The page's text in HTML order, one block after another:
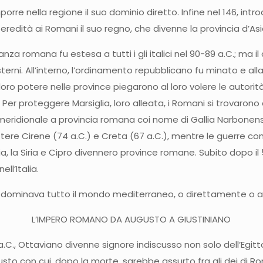
nella regione il suo dominio diretto. Infine nel 146,
ai Romani il suo regno, che divenne la provincia
romana fu estesa a tutti i gli italici nel 90-89 a.C.; ma
All’interno, l’ordinamento repubblicano fu minato e
potere nelle province piegarono al loro volere le
proteggere Marsiglia, loro alleata, i Romani si
a provincia romana coi nome di Gallia
Cirene (74 a.C.) e Creta (67 a.C.), mentre le guerre
la Siria e Cipro divennero province romane. Subito dopo
dominava tutto il mondo mediterraneo, o direttamente
L’IMPERO ROMANO DA AUGUSTO A GIUSTINIANO
Ottaviano divenne signore indiscusso non solo